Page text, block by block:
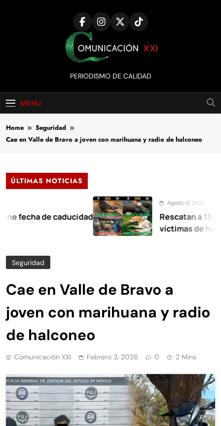
Comunicación
XXI
PERIODISMO DE CALIDAD
MENU
Home
Seguridad
Cae en Valle de Bravo a joven con marihuana y radio de halconeo
ÚLTIMAS NOTICIAS
de caducidad
Agosto 8, 2026
Rescatan a 13 perros y
víctimas de
Seguridad
Cae en Valle de Bravo a
joven con marihuana y radio
de halconeo
Comunicación XXI Febrero 3, 2026 0 2 Mins